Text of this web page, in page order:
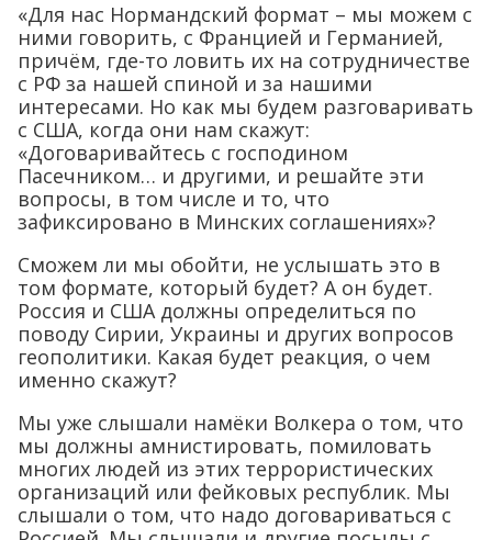
«Для нас Нормандский формат – мы можем с
ними говорить, с Францией и Германией,
причём, где-то ловить их на сотрудничестве
с РФ за нашей спиной и за нашими
интересами. Но как мы будем разговаривать
с США, когда они нам скажут:
«Договаривайтесь с господином
Пасечником… и другими, и решайте эти
вопросы, в том числе и то, что
зафиксировано в Минских соглашениях»?
Сможем ли мы обойти, не услышать это в
том формате, который будет? А он будет.
Россия и США должны определиться по
поводу Сирии, Украины и других вопросов
геополитики. Какая будет реакция, о чем
именно скажут?
Мы уже слышали намёки Волкера о том, что
мы должны амнистировать, помиловать
многих людей из этих террористических
организаций или фейковых республик. Мы
слышали о том, что надо договариваться с